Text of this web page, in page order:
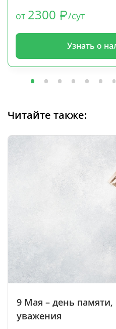
от 2300 /сут
Узнать о
Читайте также:
9 Мая – день памяти,
уважения